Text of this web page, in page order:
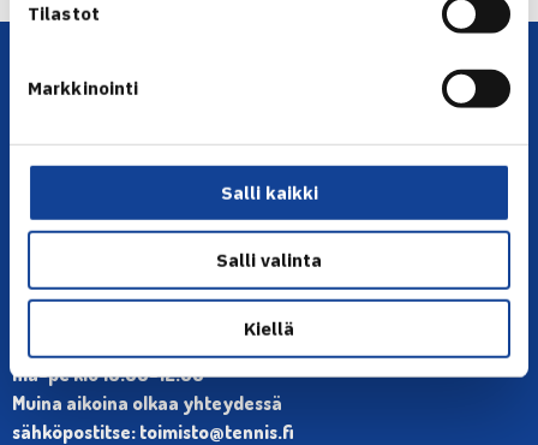
Tilastot
Markkinointi
Salli kaikki
Salli valinta
Kiellä
YHTEYSTIEDOT
Olympiastadion, Paavo Nurmen tie 1, 00250 Helsinki
ma-pe klo 10.00-12.00
Muina aikoina olkaa yhteydessä
sähköpostitse: toimisto@tennis.fi